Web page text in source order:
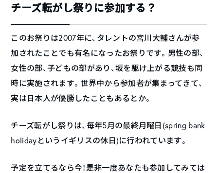
チーズ転がし祭りに参加する？
このお祭りは2007年に、タレントの宮川大輔さんが参
加されたことでも有名になったお祭りです。男性の部、
女性の部、子どもの部があり、坂を駆け上がる競技も同
時に実施されます。世界中から参加者が集まってきて、
実は日本人が優勝したこともあるとか。
チーズ転がし祭りは、毎年5月の最終月曜日(spring bank
holidayというイギリスの休日)に行われています。
予定を立てるなら今！是非一度あなたも参加してみては